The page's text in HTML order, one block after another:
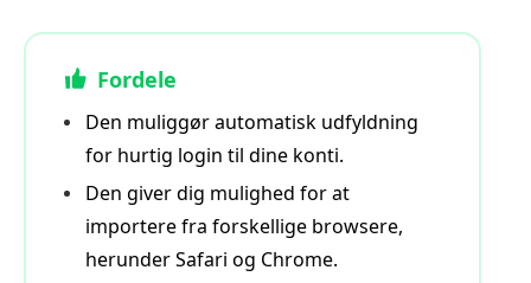
Fordele
Den muliggør automatisk udfyldning
for hurtig login til dine konti.
Den giver dig mulighed for at
importere fra forskellige browsere,
herunder Safari og Chrome.